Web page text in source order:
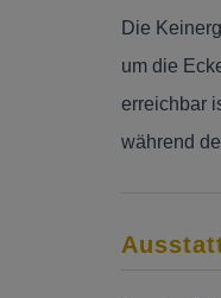
Die
um die
erreichbar
während